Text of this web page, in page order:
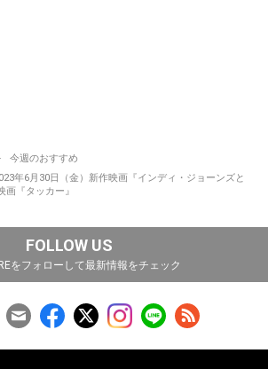
今週のおすすめ
年6月30日（金）新作映画『インディ・ジョーンズと
『タッカー』
FOLLOW US
をフォローして最新情報をチェック